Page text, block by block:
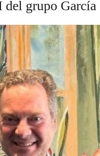
grupo